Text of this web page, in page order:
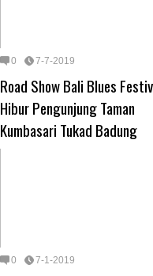
0 7-7-2019
Road Show Bali Blues
Hibur Pengunjung Taman
Kumbasari Tukad Badung
0 7-1-2019